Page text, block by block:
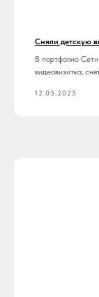
Сняли детскую
В портфолио
видеовизитка,
12.05.2025